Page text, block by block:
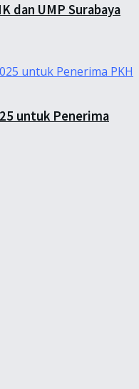
dan UMP Surabaya
untuk Penerima